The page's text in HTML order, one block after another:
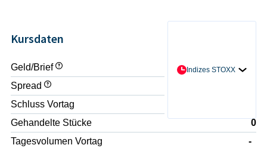
Kursdaten
Indizes STOXX
Geld/Brief
- / -
Spread
Schluss Vortag
Gehandelte Stücke
0
Tagesvolumen Vortag
-